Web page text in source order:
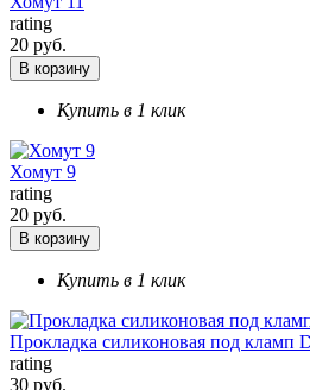
rating
20 руб.
В корзину
Купить в 1 клик
Хомут 9
rating
20 руб.
В корзину
Купить в 1 клик
Прокладка силиконовая под кламп
rating
30 руб.